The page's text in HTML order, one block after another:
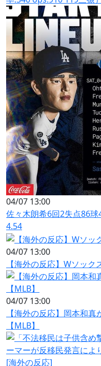
04/07 13:00
佐々木朗希6回2失点86
4.54
04/07 13:00
【海外の反応】Wソック
04/07 13:00
【海外の反応】岡本和
【MLB】